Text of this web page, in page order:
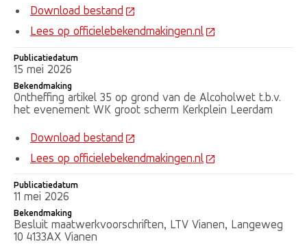
Download bestand
Lees op officielebekendmakingen.nl
Publicatiedatum
15 mei 2026
Bekendmaking
Ontheffing artikel 35 op grond van de Alcoholwet t.b.v.
het evenement WK groot scherm Kerkplein Leerdam
Download bestand
Lees op officielebekendmakingen.nl
Publicatiedatum
11 mei 2026
Bekendmaking
Besluit maatwerkvoorschriften, LTV Vianen, Langeweg
10 4133AX Vianen